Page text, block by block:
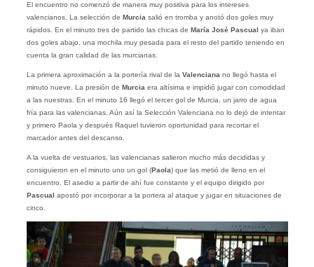
El encuentro no comenzó de manera muy positiva para los intereses
valencianos. La selección de Murciasalió en tromba y anotó dos goles muy
rápidos. En el minuto tres de partido las chicas de María José Pascual ya iban
dos goles abajo, una mochila muy pesada para el resto del partido teniendo en
cuenta la gran calidad de las murcianas.
La primera aproximación a la portería rival de la Valencianano llegó hasta el
minuto nueve. La presión de Murciaera altísima e impidió jugar con comodidad
a las nuestras. En el minuto 16 llegó el tercer gol de Murcia, un jarro de agua
fría para las valencianas. Aún así la Selección Valenciana no lo dejó de intentar
y primero Paola y después Raquel tuvieron oportunidad para recortar el
marcador antes del descanso.
A la vuelta de vestuarios, las valencianas salieron mucho más decididas y
consiguieron en el minuto uno un gol (Paola) que las metió de lleno en el
encuentro. El asedio a partir de ahí fue constante y el equipo dirigido por
Pascual apostó por incorporar a la portera al ataque y jugar en situaciones de
cinco.